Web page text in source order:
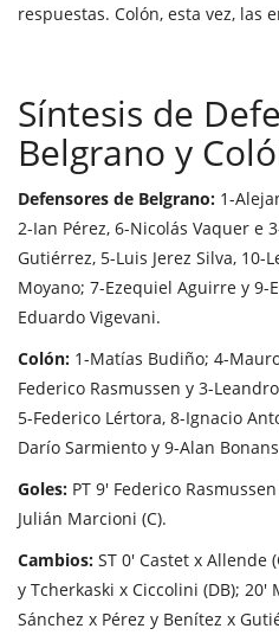
respuestas. Colón, esta vez, las
Síntesis de
Belgrano y
Defensores de Belgrano: 1-
2-Ian Pérez, 6-Nicolás Vaquer e
Gutiérrez, 5-Luis Jerez Silva, 10-
Moyano; 7-Ezequiel Aguirre y 9-
Eduardo Vigevani.
Colón: 1-Matías Budiño; 4-
Federico Rasmussen y 3-
5-Federico Lértora, 8-Ignacio
Darío Sarmiento y 9-Alan
Goles: PT 9' Federico
Julián Marcioni (C).
Cambios: ST 0' Castet x Allende
y Tcherkaski x Ciccolini (DB); 20'
Sánchez x Pérez y Benítez x